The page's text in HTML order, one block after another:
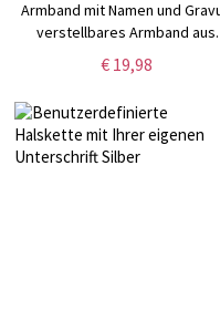
Armband mit Namen und
verstellbares Armband aus
Sterlingsilber 925,
Valentinstags-/Muttertags-/
€ 19,98